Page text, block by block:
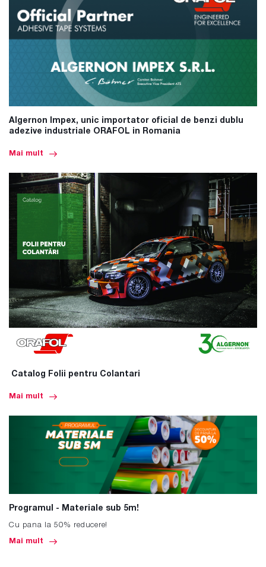
Algernon Impex, unic importator oficial de benzi dublu
adezive industriale ORAFOL in Romania
Mai mult
Catalog Folii pentru Colantari
Mai mult
Programul - Materiale sub 5m!
Cu pana la 50% reducere!
Mai mult